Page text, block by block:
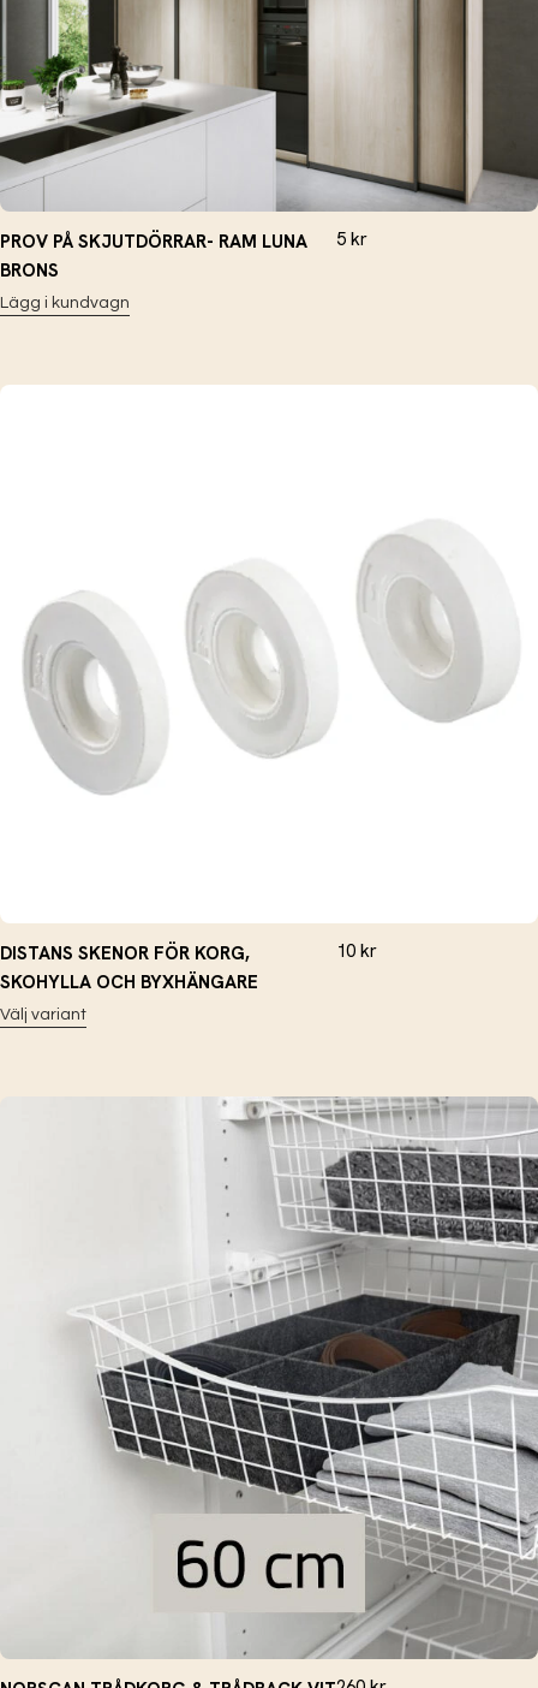
PROV PÅ SKJUTDÖRRAR- RAM LUNA
BRONS
Lägg i kundvagn
5 kr
DISTANS SKENOR FÖR KORG,
SKOHYLLA OCH BYXHÄNGARE
Välj variant
10 kr